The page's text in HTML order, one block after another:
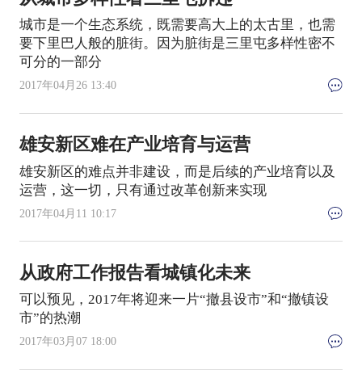
城市是一个生态系统，既需要高大上的太古里，也需
要下里巴人般的脏街。因为脏街是三里屯多样性密不
可分的一部分
2017年04月26 13:40
雄安新区难在产业培育与运营
雄安新区的难点并非建设，而是后续的产业培育以及
运营，这一切，只有通过改革创新来实现
2017年04月11 10:17
从政府工作报告看城镇化未来
可以预见，2017年将迎来一片“撤县设市”和“撤镇设
市”的热潮
2017年03月07 18:00